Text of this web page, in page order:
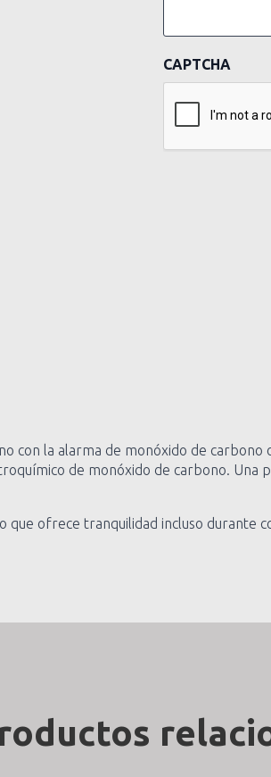
CAPTCHA
con la alarma de monóxido de
de monóxido de carbono.
ofrece tranquilidad incluso durante